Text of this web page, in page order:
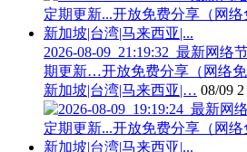
2026-08-09_21:19:32_最新网
期更新…开放免费分享（网络
新加坡|台湾|马来西亚|… 08/09 2